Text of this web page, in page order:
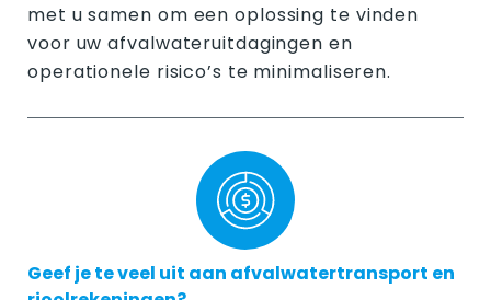
met u samen om een oplossing te vinden
voor uw afvalwateruitdagingen en
operationele risico’s te minimaliseren.
Geef je te veel uit aan afvalwatertransport en